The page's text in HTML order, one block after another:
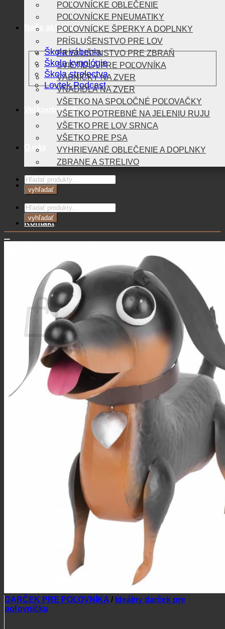
Naše aktivity
Škola vábenia
Škola kynológie
Škola strelectva
Lovtek Podcast
Veľkoobchod
O nás
Blog
Kontakt
Košík
Žiadne produkty v košíku.
Vrátiť sa do obchodu
POĽOVNÍCKE OBLEČENIE
POĽOVNÍCKE PNEUMATIKY
POĽOVNÍCKE ŠPERKY A DOPLNKY
PRÍSLUŠENSTVO PRE LOV
PRÍSLUŠENSTVO PRE ZBRAŇ
SVIETIDLÁ PRE POĽOVNÍKA
VÁBNIČKY NA ZVER
VNADIDLÁ NA ZVER
VŠETKO NA SPOLOČNÉ POĽOVAČKY
VŠETKO POTREBNÉ NA JELENIU RUJU
VŠETKO PRE LOV SRNCA
VŠETKO PRE PSA
VYHRIEVANÉ OBLEČENIE A DOPLNKY
ZBRANE A STRELIVO
Products
search
vyhľadať
Products
search
vyhľadať
DARČEK PRE POĽOVNÍKA / Ideálny darček pre
poľovníčku